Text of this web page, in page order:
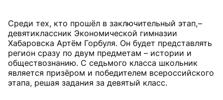
Среди тех, кто прошёл в заключительный этап, –
девятиклассник Экономической гимназии
Хабаровска Артём Горбуля. Он будет представлять
регион сразу по двум предметам – истории и
обществознанию. С седьмого класса школьник
является призёром и победителем всероссийского
этапа, решая задания за девятый класс.